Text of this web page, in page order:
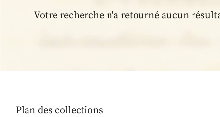
Votre recherche n'a retourné aucun
Plan des collections